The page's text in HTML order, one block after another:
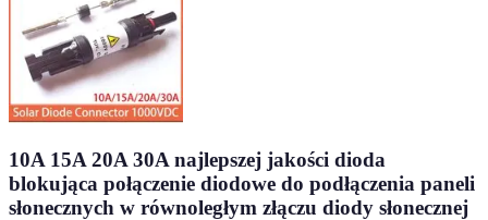
10A 15A 20A 30A najlepszej jakości dioda
blokująca połączenie diodowe do podłączenia paneli
słonecznych w równoległym złączu diody słonecznej